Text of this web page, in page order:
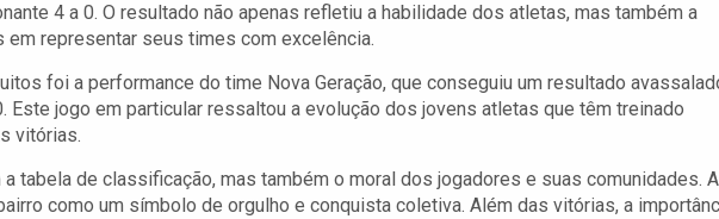
4 a 0. O resultado não apenas refletiu a habilidade dos atletas, mas também a
representar seus times com excelência.
foi a performance do time Nova Geração, que conseguiu um resultado
Este jogo em particular ressaltou a evolução dos jovens atletas que têm treinado
vitórias.
tabela de classificação, mas também o moral dos jogadores e suas comunidades.
como um símbolo de orgulho e conquista coletiva. Além das vitórias, a